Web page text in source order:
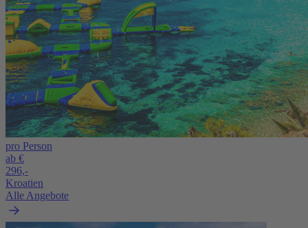
pro Person
ab €
296,-
Kroatien
Alle Angebote